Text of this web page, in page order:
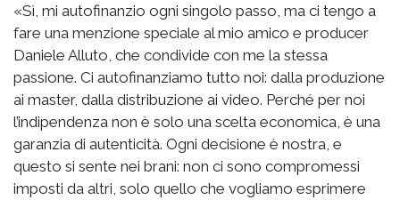
«Sì, mi autofinanzio ogni singolo passo, ma ci tengo a
fare una menzione speciale al mio amico e producer
Daniele Alluto, che condivide con me la stessa
passione. Ci autofinanziamo tutto noi: dalla produzione
ai master, dalla distribuzione ai video. Perché per noi
l’indipendenza non è solo una scelta economica, è una
garanzia di autenticità. Ogni decisione è nostra, e
questo si sente nei brani: non ci sono compromessi
imposti da altri, solo quello che vogliamo esprimere